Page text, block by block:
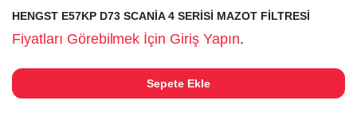
HENGST E57KP D73 SCANİA 4 SERİSİ MAZOT FİLTRESİ
Fiyatları Görebilmek İçin Giriş Yapın.
Sepete Ekle